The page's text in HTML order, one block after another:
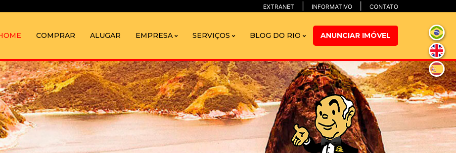
EXTRANET INFORMATIVO CONTATO
COMPRAR ALUGAR EMPRESA SERVIÇOS BLOG DO RIO ANUNCIAR IMÓVEL